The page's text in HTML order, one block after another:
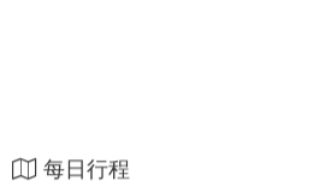
每日行程